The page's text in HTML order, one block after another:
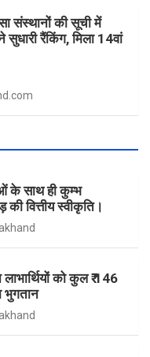
संस्थानों की सूची में
रैंकिंग, मिला 14वां
के साथ ही कुम्भ
वित्तीय स्वीकृति।
को कुल ₹ 146
भुगतान